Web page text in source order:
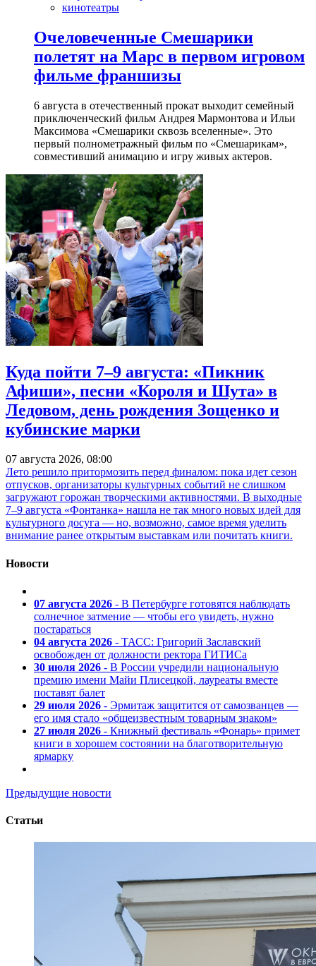
кинотеатры
Очеловеченные Смешарики
полетят на Марс в первом игровом
фильме франшизы
6 августа в отечественный прокат выходит семейный
приключенческий фильм Андрея Мармонтова и Ильи
Максимова «Смешарики сквозь вселенные». Это
первый полнометражный фильм по «Смешарикам»,
совместивший анимацию и игру живых актеров.
Куда пойти 7–9 августа: «Пикник
Афиши», песни «Короля и Шута» в
Ледовом, день рождения Зощенко и
кубинские марки
07 августа 2026, 08:00
Лето решило притормозить перед финалом: пока идет сезон
отпусков, организаторы культурных событий не слишком
загружают горожан творческими активностями. В выходные
7–9 августа «Фонтанка» нашла не так много новых идей для
культурного досуга — но, возможно, самое время уделить
внимание ранее открытым выставкам или почитать книги.
Новости
07 августа 2026 - В Петербурге готовятся наблюдать
солнечное затмение — чтобы его увидеть, нужно
постараться
04 августа 2026 - ТАСС: Григорий Заславский
освобожден от должности ректора ГИТИСа
30 июля 2026 - В России учредили национальную
премию имени Майи Плисецкой, лауреаты вместе
поставят балет
29 июля 2026 - Эрмитаж защитится от самозванцев —
его имя стало «общеизвестным товарным знаком»
27 июля 2026 - Книжный фестиваль «Фонарь» примет
книги в хорошем состоянии на благотворительную
ярмарку
Предыдущие новости
Статьи